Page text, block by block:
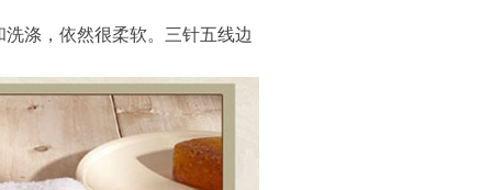
涤，依然很柔软。三针五线边